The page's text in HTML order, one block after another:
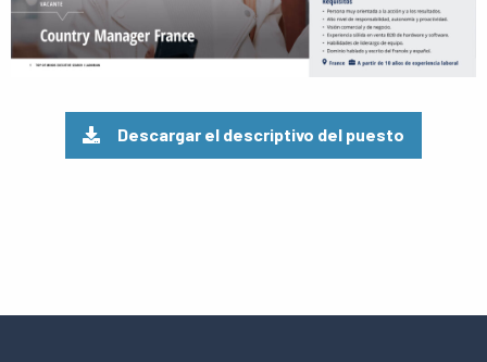
Descargar el descriptivo del puesto